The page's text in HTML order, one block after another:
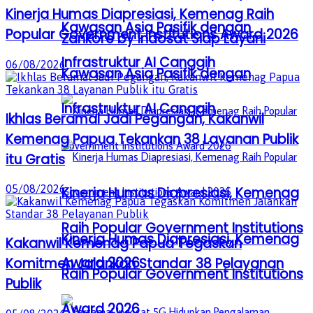
Kawasan Asia Pasifik dengan
Infrastruktur AI Canggih
Kinerja Humas Diapresiasi, Kemenag
Raih Popular Government Institutions
Award 2026
Zankore by Indosat Siap Layani
Kawasan Asia Pasifik dengan
Infrastruktur AI Canggih
Kinerja Humas Diapresiasi, Kemenag
Raih Popular Government Institutions
Award 2026
Kinerja Humas Diapresiasi, Kemenag Raih
Popular Government Institutions Award 2026
06/08/2026
Ikhlas Beramal Jadi Pegangan, Kakanwil
Kemenag Papua Tekankan 38 Layanan Publik
itu Gratis
05/08/2026
Kakanwil Kemenag Papua Tegaskan
Komitmen Jalankan Standar 38 Pelayanan
Publik